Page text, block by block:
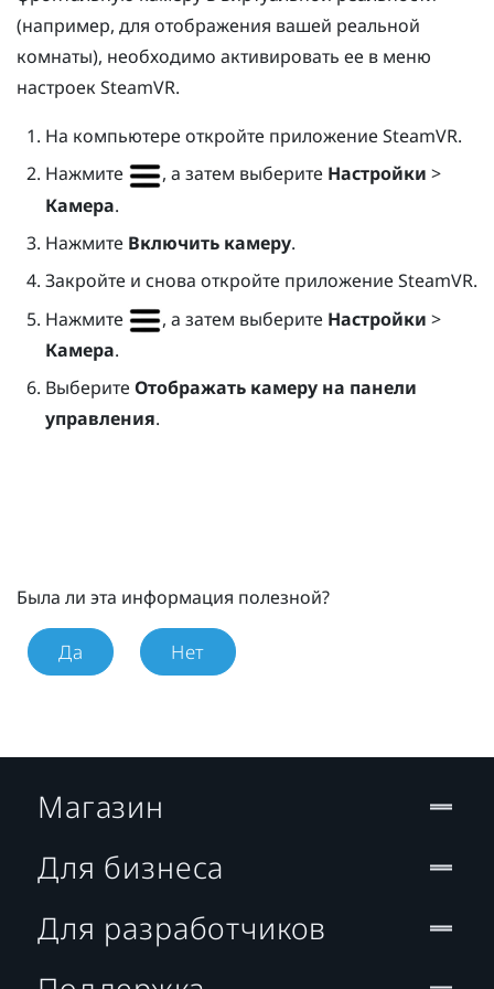
(например, для отображения вашей реальной
комнаты), необходимо активировать ее в меню
настроек SteamVR.
На компьютере откройте приложение SteamVR.
Нажмите
, а затем выберите Настройки >
Камера.
Нажмите Включить камеру.
Закройте и снова откройте приложение SteamVR.
Нажмите
, а затем выберите Настройки >
Камера.
Выберите Отображать камеру на панели
управления.
Была ли эта информация полезной?
Да Нет
Магазин
Для бизнеса
Для разработчиков